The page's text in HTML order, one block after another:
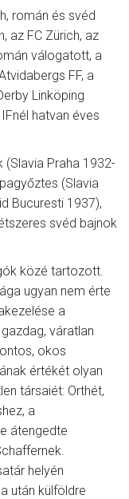
román és svéd
az FC Zürich, az
válogatott, a
FF, a
Linköping
hatvan éves
Praha 1932-
(Slavia
Bucuresti 1937),
svéd bajnok
közé tartozott.
ugyan nem érte
a
váratlan
okos
értékét olyan
társaiét: Orthét,
a
átengedte
helyén
után külföldre